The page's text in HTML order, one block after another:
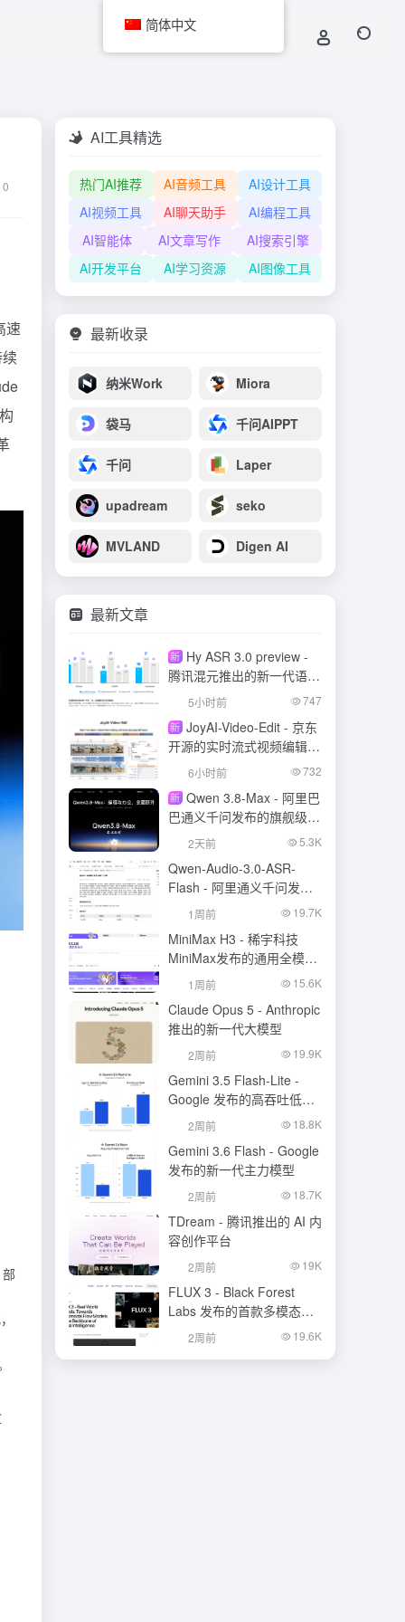
0
速
AI工具精选
热门AI推荐 AI音频工具
AI设计工具
AI视频工具
AI聊天助手
AI编程工具
AI智能体
AI文章写作
AI搜索引擎
AI开发平台
AI学习资源 AI图像工具
最新收录
纳米Work Miora
袋马 千问AIPPT
千问 Laper
upadream seko
MVLAND Digen AI
最新文章
新 Hy ASR 3.0 preview -
腾讯混元推出的新一代语音
识别模型
5小时前 747
新 JoyAI-Video-Edit - 京东
开源的实时流式视频编辑模
6小时前 732
新 Qwen 3.8-Max - 阿里巴
巴通义千问发布的旗舰级大
模型2天前 5.3K
Qwen-Audio-3.0-ASR-
Flash - 阿里通义千问发布
的语音识别大模型
1周前 19.7K
MiniMax H3 - 稀宇科技
MiniMax发布的通用全模态
生成模型
1周前 15.6K
Claude Opus 5 - Anthropic
推出的新一代大模型
2周前 19.9K
Gemini 3.5 Flash-Lite -
Google 发布的高吞吐低成
本模型
2周前 18.8K
Gemini 3.6 Flash - Google
发布的新一代主力模型
2周前 18.7K
TDream - 腾讯推出的 AI 内
容创作平台
2周前 19K
FLUX 3 - Black Forest
Labs 发布的首款多模态基
础模型
2周前 19.6K
简体中文